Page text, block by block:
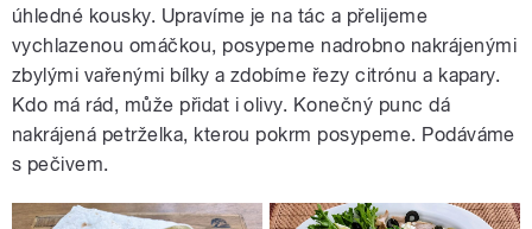
úhledné kousky. Upravíme je na tác a přelijeme
vychlazenou omáčkou, posypeme nadrobno nakrájenými
zbylými vařenými bílky a zdobíme řezy citrónu a kapary.
Kdo má rád, může přidat i olivy. Konečný punc dá
nakrájená petrželka, kterou pokrm posypeme. Podáváme
s pečivem.